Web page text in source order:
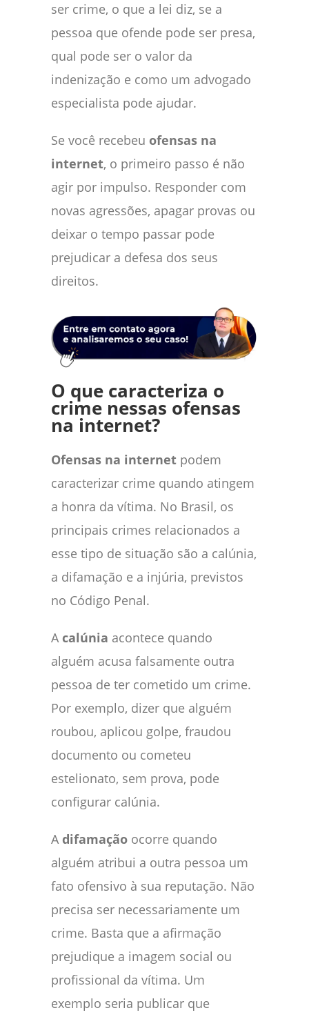
ser crime, o que a lei diz, se a
pessoa que ofende pode ser presa,
qual pode ser o valor da
indenização e como um advogado
especialista pode ajudar.
Se você recebeu ofensas na
internet, o primeiro passo é não
agir por impulso. Responder com
novas agressões, apagar provas ou
deixar o tempo passar pode
prejudicar a defesa dos seus
direitos.
O que caracteriza o
crime nessas ofensas
na internet?
Ofensas na internet podem
caracterizar crime quando atingem
a honra da vítima. No Brasil, os
principais crimes relacionados a
esse tipo de situação são a calúnia,
a difamação e a injúria, previstos
no Código Penal.
A calúnia acontece quando
alguém acusa falsamente outra
pessoa de ter cometido um crime.
Por exemplo, dizer que alguém
roubou, aplicou golpe, fraudou
documento ou cometeu
estelionato, sem prova, pode
configurar calúnia.
A difamação ocorre quando
alguém atribui a outra pessoa um
fato ofensivo à sua reputação. Não
precisa ser necessariamente um
crime. Basta que a afirmação
prejudique a imagem social ou
profissional da vítima. Um
exemplo seria publicar que